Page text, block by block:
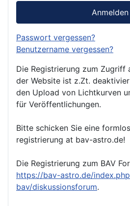
Anmelden
Passwort vergessen?
Benutzername vergessen?
Die Registrierung zum Zugriff
der Website ist z.Zt.
den Upload von Lichtkurven
für Veröffentlichungen.
Bitte schicken Sie eine
registrierung at bav-astro.de!
Die Registrierung zum BAV
https://bav-astro.de/
bav/diskussionsforum.